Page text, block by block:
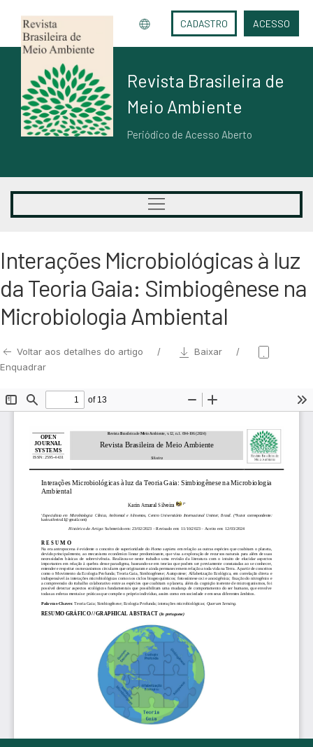
CADASTRO ACESSO
Revista Brasileira de
Meio Ambiente
Periódico de Acesso Aberto
Interações Microbiológicas à luz
da Teoria Gaia: Simbiogênese na
Microbiologia Ambiental
Voltar aos detalhes do artigo
Baixar
Enquadrar